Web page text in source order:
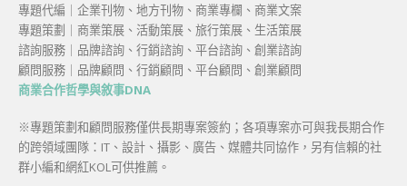
專題代編｜企業刊物、地方刊物、商業專欄、商業文案
專題策劃｜商業策展、活動策展、旅行策展、生活策展
諮詢服務｜品牌諮詢、行銷諮詢、平台諮詢、創業諮詢
顧問服務｜品牌顧問、行銷顧問、平台顧問、創業顧問
商業合作哲學與敘事DNA
※專題策劃和顧問服務僅供長期專案簽約；各項專案亦可與我長期合作
的跨領域團隊：IT、設計、攝影、廣告、媒體共同協作，另有信賴的社
群小編和網紅KOL可供推薦。